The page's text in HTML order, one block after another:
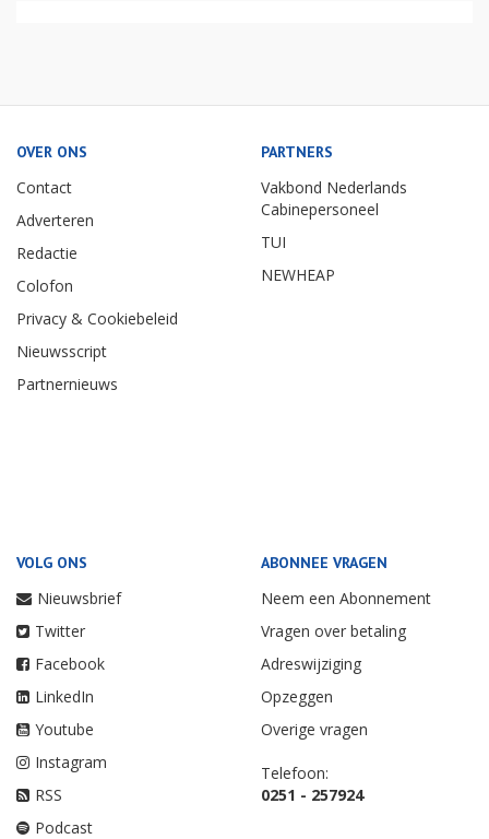
OVER ONS
Contact
Adverteren
Redactie
Colofon
Privacy & Cookiebeleid
Nieuwsscript
Partnernieuws
PARTNERS
Vakbond Nederlands
Cabinepersoneel
TUI
NEWHEAP
VOLG ONS
Nieuwsbrief
Twitter
Facebook
LinkedIn
Youtube
Instagram
RSS
Podcast
ABONNEE VRAGEN
Neem een Abonnement
Vragen over betaling
Adreswijziging
Opzeggen
Overige vragen
Telefoon:
0251 - 257924